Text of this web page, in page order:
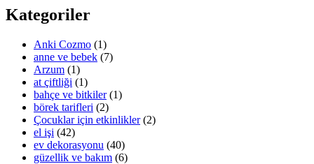
Kategoriler
Anki Cozmo (1)
anne ve bebek (7)
Arzum (1)
at çiftliği (1)
bahçe ve bitkiler(1)
börek tarifleri (2)
Çocuklar için etkinlikler(2)
el işi (42)
ev dekorasyonu (40)
güzellik ve bakım (6)